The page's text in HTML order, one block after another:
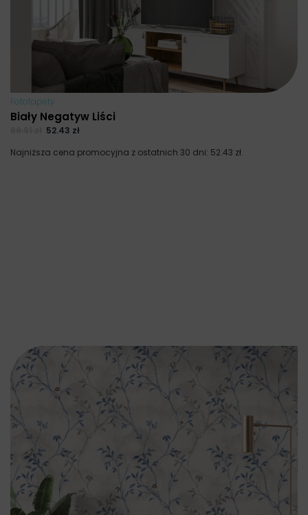
Fototapety
Biały Negatyw Liści
52.43 zł
Najniższa cena promocyjna z ostatnich 30 dni: 52.43 zł.